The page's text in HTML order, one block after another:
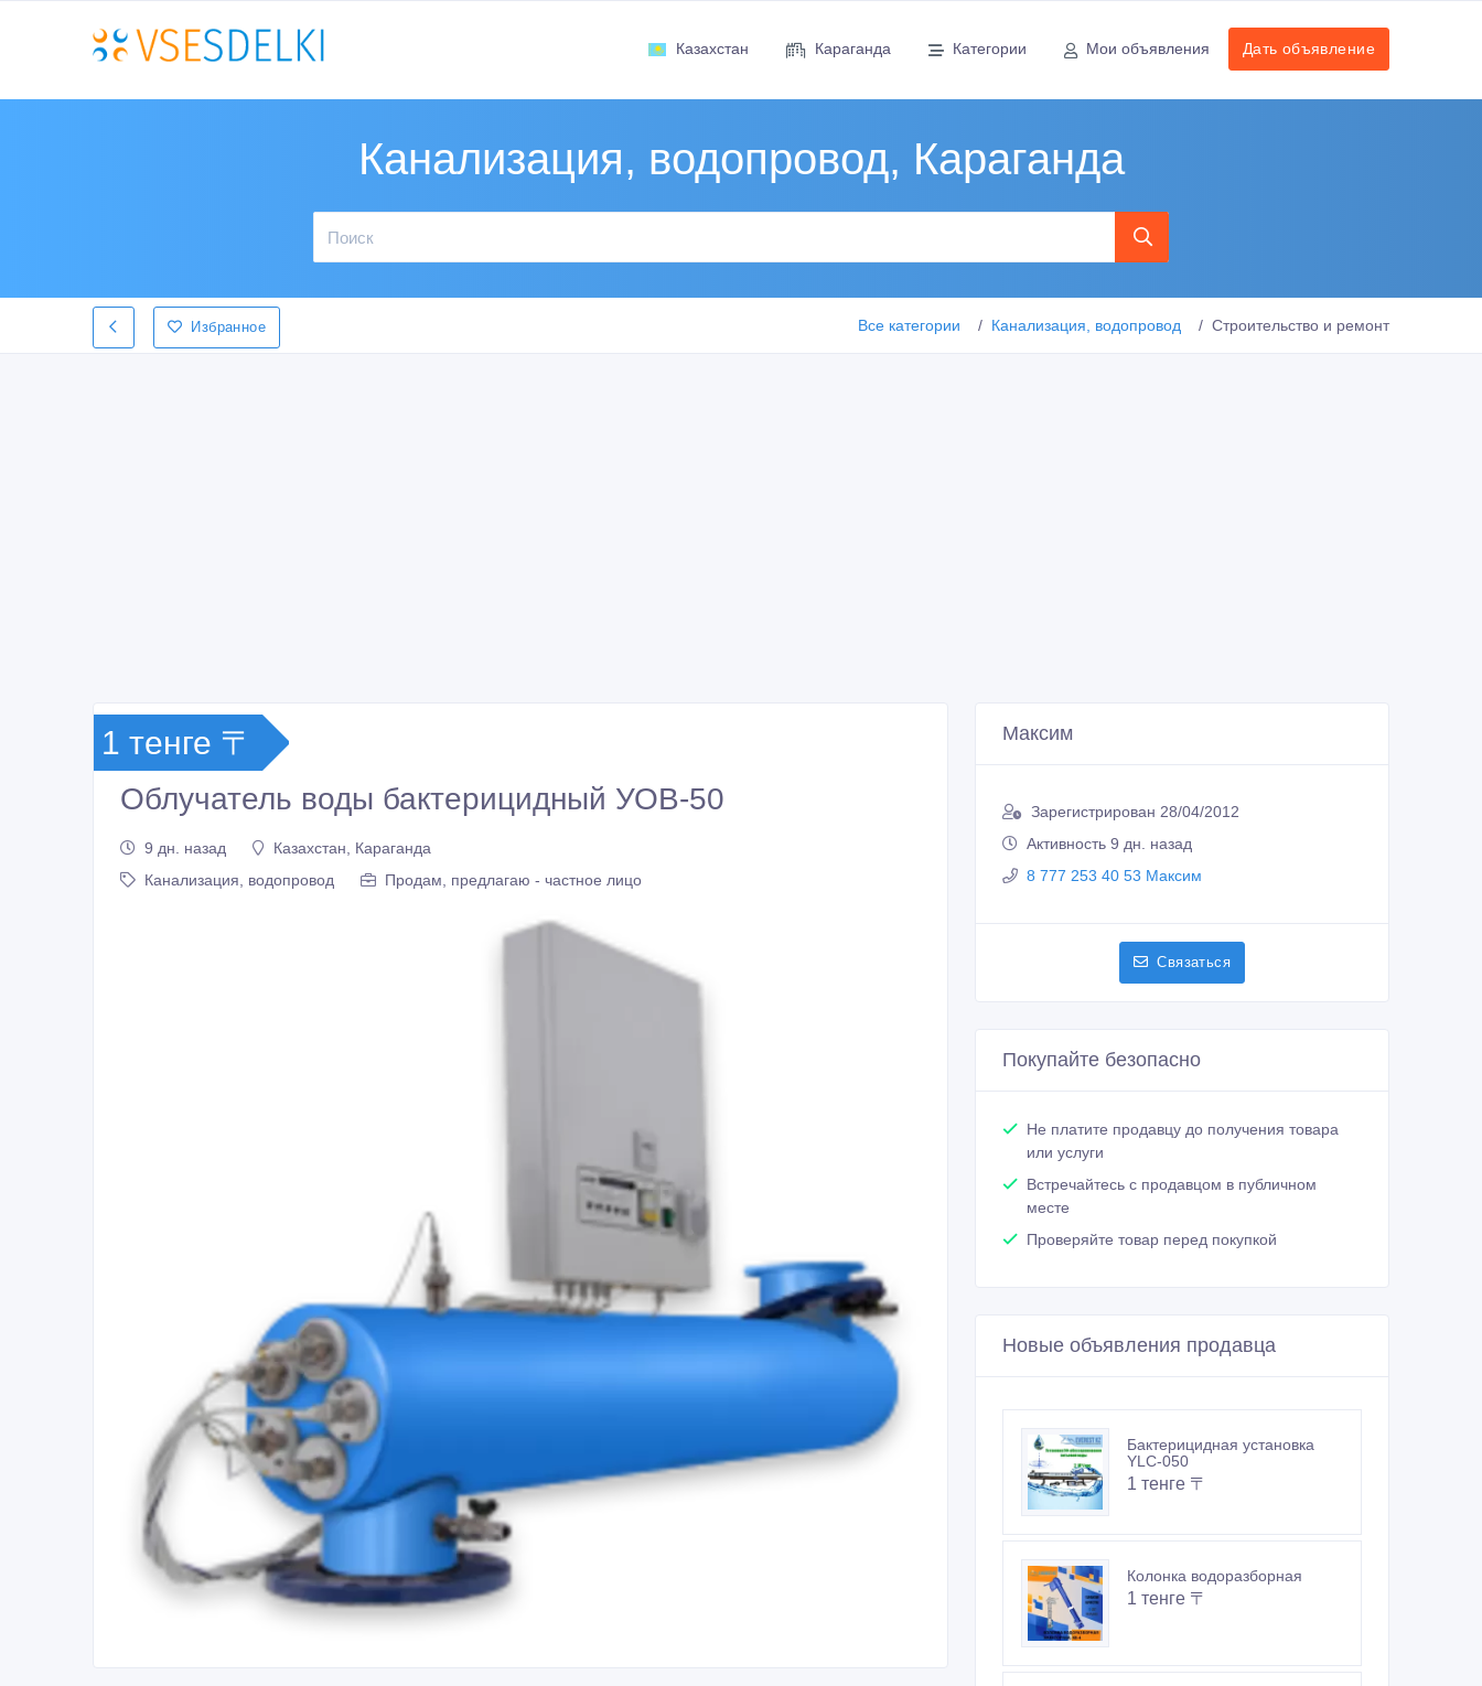
Казахстан Караганда Категории Мои объявления Дать объявление
Канализация, водопровод, Караганда
Избранное Все категории Канализация, водопровод Строительство и ремонт
1 тенге 〒
Облучатель воды бактерицидный УОВ-50
9 дн. назад
Казахстан, Караганда
Канализация, водопровод
Продам, предлагаю - частное лицо
Максим
Зарегистрирован 28/04/2012
Активность 9 дн. назад
8 777 253 40 53 Максим
Связаться
Покупайте безопасно
Не платите продавцу до получения товара
или услуги
Встречайтесь с продавцом в публичном
месте
Проверяйте товар перед покупкой
Новые объявления продавца
Бактерицидная установка
YLC-050
1 тенге 〒
Колонка водоразборная
1 тенге 〒